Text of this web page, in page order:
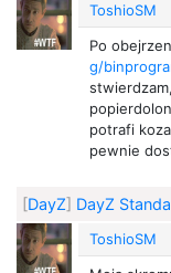
ToshioSM
Po
g/
potrafi
pewnie
[DayZ] DayZ
ToshioSM